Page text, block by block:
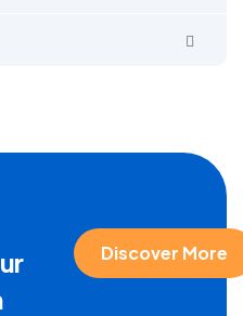
Discover More